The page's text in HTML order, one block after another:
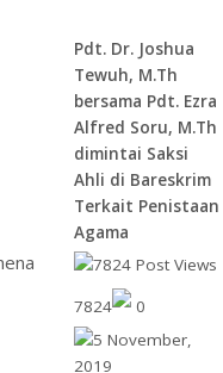
Pdt. Dr. Joshua
Tewuh, M.Th
bersama Pdt. Ezra
Alfred Soru, M.Th
dimintai Saksi
Ahli di Bareskrim
Terkait Penistaan
Agama
7824 0